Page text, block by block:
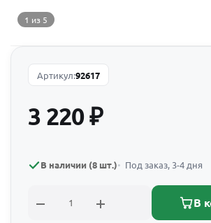
1 из 5
Артикул:92617
3 220₽
В наличии (8 шт.) Под заказ, 3-4 дня
В